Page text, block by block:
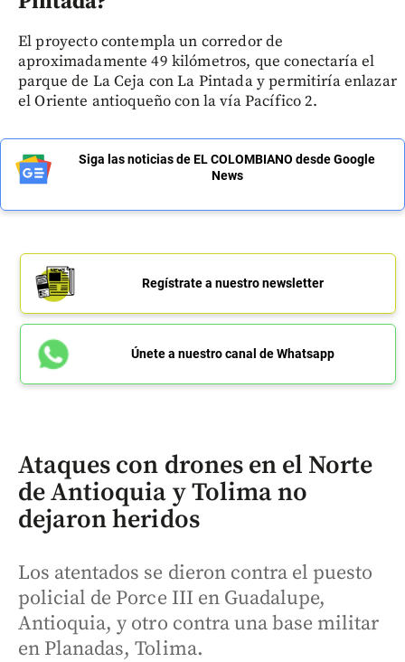
El proyecto contempla un corredor de
aproximadamente 49 kilómetros, que conectaría el
parque de La Ceja con La Pintada y permitiría enlazar
el Oriente antioqueño con la vía Pacífico 2.
Siga las noticias de EL COLOMBIANO desde Google
News
Regístrate a nuestro newsletter
Únete a nuestro canal de Whatsapp
Ataques con drones en el Norte
de Antioquia y Tolima no
dejaron heridos
Los atentados se dieron contra el puesto
policial de Porce III en Guadalupe,
Antioquia, y otro contra una base militar
en Planadas, Tolima.